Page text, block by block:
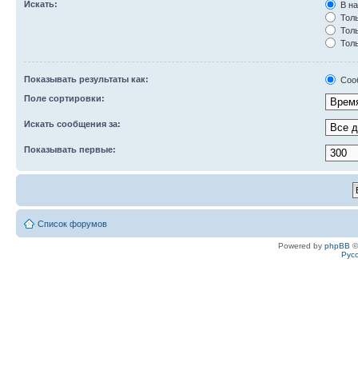
Искать:
В
Показывать результаты как:
Поле сортировки:
Искать сообщения за:
Показывать первые:
Список форумов
Powered by phpBB